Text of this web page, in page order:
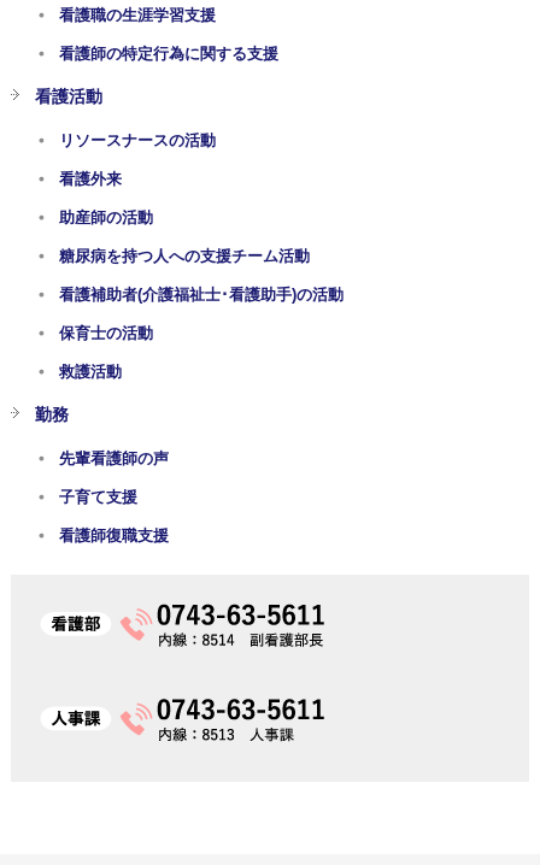
看護職の生涯学習支援
看護師の特定行為に関する支援
看護活動
リソースナースの活動
看護外来
助産師の活動
糖尿病を持つ人への支援チーム活動
看護補助者(介護福祉士･看護助手)の活動
保育士の活動
救護活動
勤務
先輩看護師の声
子育て支援
看護師復職支援